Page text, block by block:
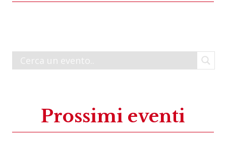
Prossimi eventi